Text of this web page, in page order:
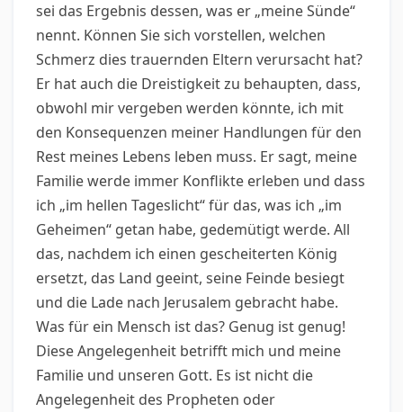
sei das Ergebnis dessen, was er „meine Sünde“
nennt. Können Sie sich vorstellen, welchen
Schmerz dies trauernden Eltern verursacht hat?
Er hat auch die Dreistigkeit zu behaupten, dass,
obwohl mir vergeben werden könnte, ich mit
den Konsequenzen meiner Handlungen für den
Rest meines Lebens leben muss. Er sagt, meine
Familie werde immer Konflikte erleben und dass
ich „im hellen Tageslicht“ für das, was ich „im
Geheimen“ getan habe, gedemütigt werde. All
das, nachdem ich einen gescheiterten König
ersetzt, das Land geeint, seine Feinde besiegt
und die Lade nach Jerusalem gebracht habe.
Was für ein Mensch ist das? Genug ist genug!
Diese Angelegenheit betrifft mich und meine
Familie und unseren Gott. Es ist nicht die
Angelegenheit des Propheten oder